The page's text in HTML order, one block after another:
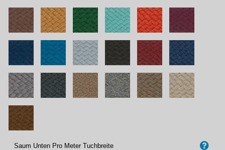
Saum Unten Pro Meter Tuchbreite